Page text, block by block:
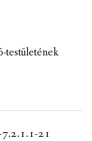
testületének
21